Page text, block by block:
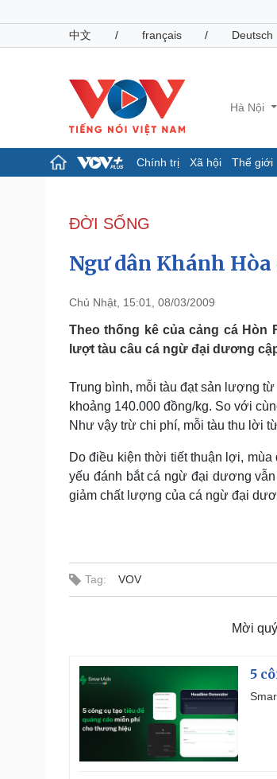
中文
/ français / Deutsch
Hà Nội
Chính trị Xã hội Thế giới
Đảng
Tổ chức nhân sự
Nhận diện sự thật
Dấu ấn
Pháp luật
Vụ án
Tư vấn luật
Quân sự
Vũ khí
Phân tích
Dinh dưỡng - món ngon
Cây thuốc
Sản phụ khoa
Phòng mạch online
Ăn sạch sống khỏe
Nhà đẹp
Blog
Tình
ĐỜI SỐNG
Ngư dân Khánh
Chủ Nhật, 15:01, 08/03/2009
Theo thống kê của cảng cá Hòn
lượt tàu câu cá ngừ đại dương
Trung bình, mỗi tàu đạt sản lượng
khoảng 140.000 đồng/kg. So với
Như vậy trừ chi phí, mỗi tàu thu lời
Do điều kiện thời tiết thuận lợi,
yếu đánh bắt cá ngừ đại dương
giảm chất lượng của cá ngừ đại
Tag: VOV
Mời
5